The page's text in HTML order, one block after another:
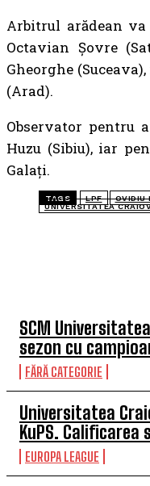
SCM
sezon cu
FĂRĂ CATEGORIE
Universitatea
KuPS. Calificarea
EUROPA LEAGUE
Arbitrul arădean
Octavian Șovre
Gheorghe
(Arad).
Observator pentru
Huzu (Sibiu), iar
Galați.
TAGS LPF OVIDIU
UNIVERSITATEA